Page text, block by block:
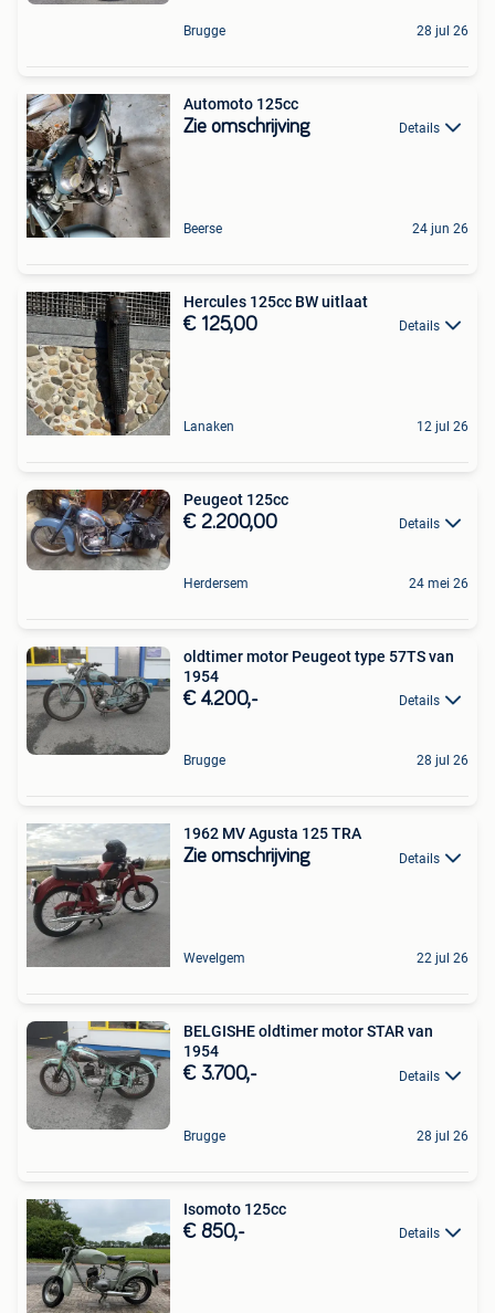
Brugge 28 jul 26
Automoto 125cc
Zie omschrijving Details
Beerse 24 jun 26
Hercules 125cc BW uitlaat
€ 125,00 Details
Lanaken 12 jul 26
Peugeot 125cc
€ 2.200,00 Details
Herdersem 24 mei 26
oldtimer motor Peugeot type 57TS van
1954
€ 4.200,- Details
Brugge 28 jul 26
1962 MV Agusta 125 TRA
Zie omschrijving Details
Wevelgem 22 jul 26
BELGISHE oldtimer motor STAR van
1954
€ 3.700,- Details
Brugge 28 jul 26
Isomoto 125cc
€ 850,- Details